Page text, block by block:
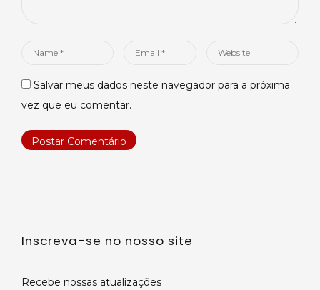
Name
Email
Website
Salvar meus dados neste navegador para a próxima
vez que eu comentar.
Inscreva-se no nosso site
Recebe nossas atualizações